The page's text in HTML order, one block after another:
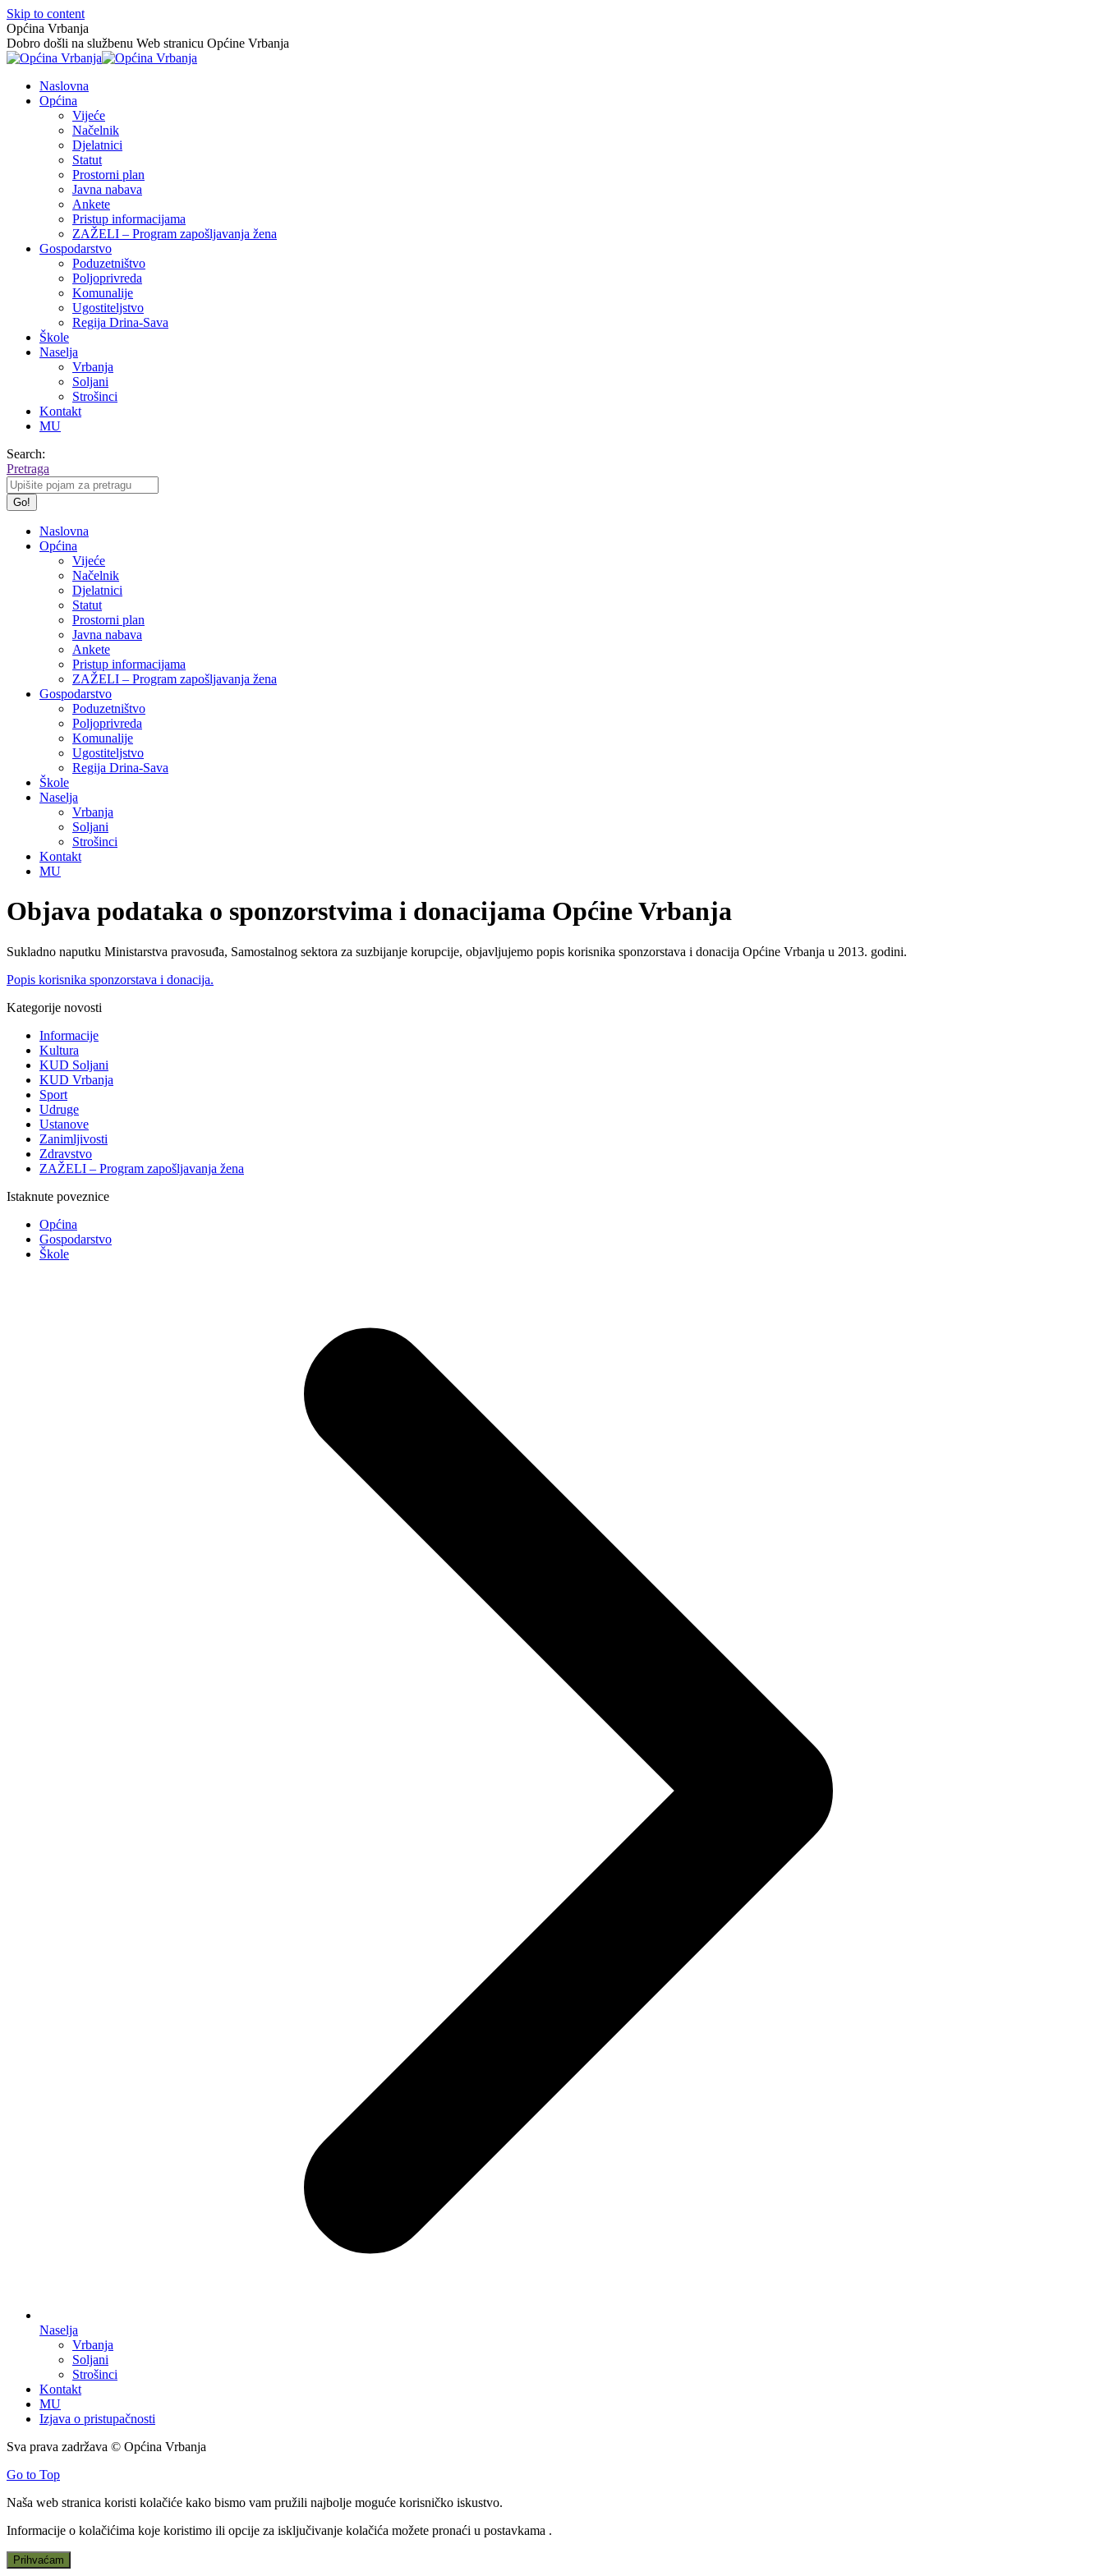
Skip to content
Općina Vrbanja
Dobro došli na službenu Web stranicu Općine Vrbanja
Naslovna
Općina
Vijeće
Načelnik
Djelatnici
Statut
Prostorni plan
Javna nabava
Ankete
Pristup informacijama
ZAŽELI – Program zapošljavanja žena
Gospodarstvo
Poduzetništvo
Poljoprivreda
Komunalije
Ugostiteljstvo
Regija Drina-Sava
Škole
Naselja
Vrbanja
Soljani
Strošinci
Kontakt
MU
Search:
Pretraga
Naslovna
Općina
Vijeće
Načelnik
Djelatnici
Statut
Prostorni plan
Javna nabava
Ankete
Pristup informacijama
ZAŽELI – Program zapošljavanja žena
Gospodarstvo
Poduzetništvo
Poljoprivreda
Komunalije
Ugostiteljstvo
Regija Drina-Sava
Škole
Naselja
Vrbanja
Soljani
Strošinci
Kontakt
MU
Objava podataka o sponzorstvima i donacijama Općine Vrbanja
Sukladno naputku Ministarstva pravosuđa, Samostalnog sektora za suzbijanje korupcije, objavljujemo popis korisnika sponzorstava i donacija Općine Vrbanja u 2013. godini.
Popis korisnika sponzorstava i donacija.
Kategorije novosti
Informacije
Kultura
KUD Soljani
KUD Vrbanja
Sport
Udruge
Ustanove
Zanimljivosti
Zdravstvo
ZAŽELI – Program zapošljavanja žena
Istaknute poveznice
Općina
Gospodarstvo
Škole
Naselja
Vrbanja
Soljani
Strošinci
Kontakt
MU
Izjava o pristupačnosti
Sva prava zadržava © Općina Vrbanja
Go to Top
Naša web stranica koristi kolačiće kako bismo vam pružili najbolje moguće korisničko iskustvo.
Informacije o kolačićima koje koristimo ili opcije za isključivanje kolačića možete pronaći u postavkama .
Prihvaćam